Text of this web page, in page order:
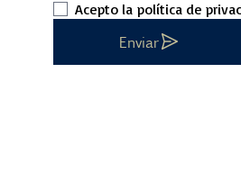
Acepto la política de
Enviar